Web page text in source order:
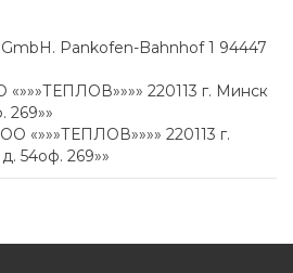
Pankofen-Bahnhof 1 94447
220113 г. Минск
269»»
«»»»ТЕПЛОВ»»»» 220113 г.
54оф. 269»»